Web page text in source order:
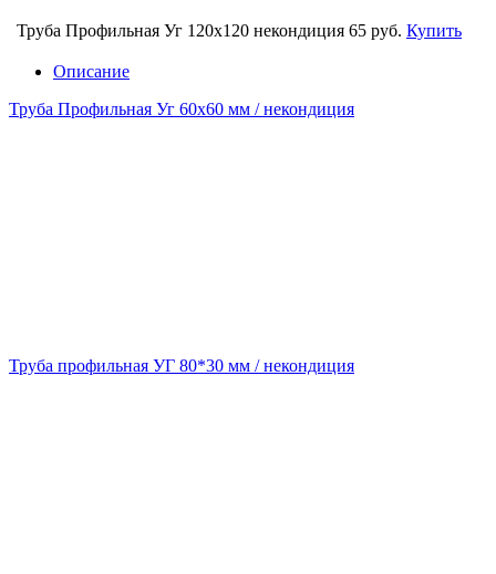
Труба Профильная Уг 120х120 некондиция 65 руб. Купить
Описание
Труба Профильная Уг 60х60 мм / некондиция
Труба профильная УГ 80*30 мм / некондиция